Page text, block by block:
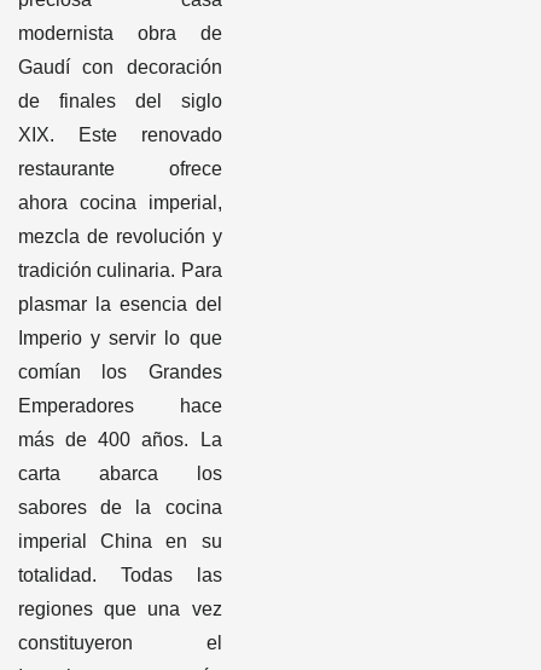
modernista obra de
Gaudí con decoración
de finales del siglo
XIX. Este renovado
restaurante ofrece
ahora cocina imperial,
mezcla de revolución y
tradición culinaria. Para
plasmar la esencia del
Imperio y servir lo que
comían los Grandes
Emperadores hace
más de 400 años. La
carta abarca los
sabores de la cocina
imperial China en su
totalidad. Todas las
regiones que una vez
constituyeron el